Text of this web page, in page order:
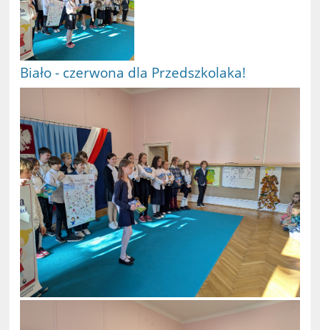
Biało - czerwona dla Przedszkolaka!